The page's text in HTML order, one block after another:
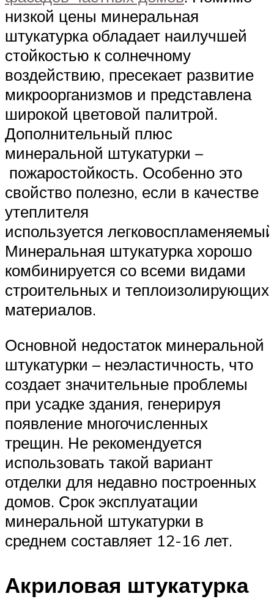
низкой цены минеральная
штукатурка обладает наилучшей
стойкостью к солнечному
воздействию, пресекает развитие
микроорганизмов и представлена
широкой цветовой палитрой.
Дополнительный плюс
минеральной штукатурки –
пожаростойкость. Особенно это
свойство полезно, если в качестве
утеплителя
используется
Минеральная штукатурка хорошо
комбинируется со всеми видами
строительных и теплоизолирующих
материалов.
Основной недостаток минеральной
штукатурки – неэластичность, что
создает значительные проблемы
при усадке здания, генерируя
появление многочисленных
трещин. Не рекомендуется
использовать такой вариант
отделки для недавно построенных
домов. Срок эксплуатации
минеральной штукатурки в
среднем составляет 12-16 лет.
Акриловая штукатурка